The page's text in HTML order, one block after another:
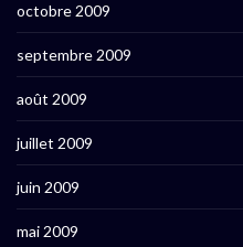
octobre 2009
septembre 2009
août 2009
juillet 2009
juin 2009
mai 2009